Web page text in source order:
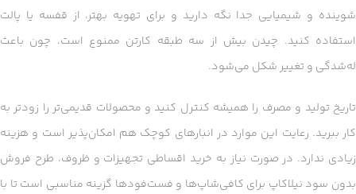
شوینده و شیمیایی جدا نگه دارید و برای تهویه بهتر، از قفسه یا پالت
استفاده کنید. چیدن بیش از سه طبقه کارتن ممنوع است، چون باعث
له‌شدگی و تغییر شکل می‌شود.
تاریخ تولید و مصرف را همیشه کنترل کنید و محصولات قدیمی‌تر را زودتر به
کار ببرید. رعایت این موارد در انبارهای کوچک هم امکان‌پذیر است و هزینه
زیادی ندارد. در صورت نیاز به خرید اقساطی تجهیزات و ظروف، طرح فروش
بدون سود نیلاکاپ برای کافی‌شاپ‌ها و فست‌فودها گزینه مناسبی است تا با